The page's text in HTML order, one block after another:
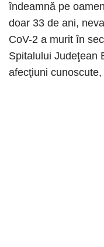
îndeamnă pe
doar 33 de ani,
CoV-2 a murit în
Spitalului Judeţean
afecţiuni